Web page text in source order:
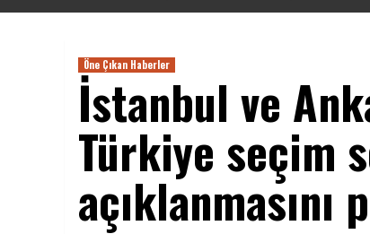
Öne Çıkan Haberler
İstanbul ve
Türkiye seçim